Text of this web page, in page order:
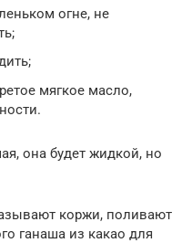
огне, не
мягкое масло,
она будет жидкой, но
коржи, поливают
ганаша из какао для